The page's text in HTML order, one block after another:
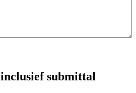
submittal